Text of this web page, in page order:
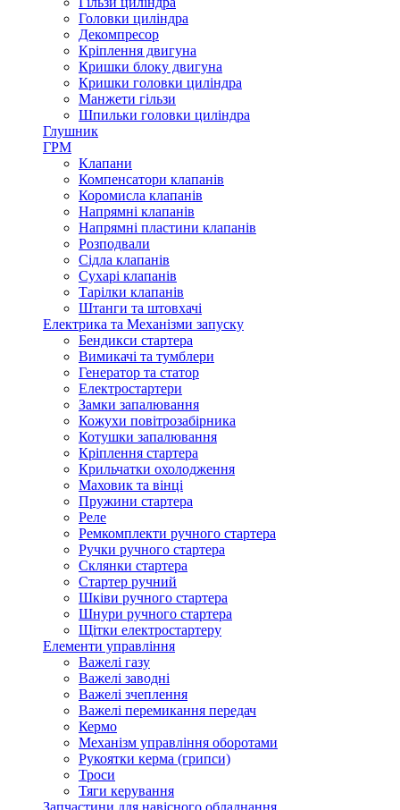
Головки циліндра
Декомпресор
Кріплення двигуна
Кришки блоку двигуна
Кришки головки циліндра
Манжети гільзи
Шпильки головки циліндра
Глушник
ГРМ
Клапани
Компенсатори клапанів
Коромисла клапанів
Напрямні клапанів
Напрямні пластини клапанів
Розподвали
Сідла клапанів
Сухарі клапанів
Тарілки клапанів
Штанги та штовхачі
Електрика та Механізми запуску
Бендикси стартера
Вимикачі та тумблери
Генератор та статор
Електростартери
Замки запалювання
Кожухи повітрозабірника
Котушки запалювання
Кріплення стартера
Крильчатки охолодження
Маховик та вінці
Пружини стартера
Реле
Ремкомплекти ручного стартера
Ручки ручного стартера
Склянки стартера
Стартер ручний
Шківи ручного стартера
Шнури ручного стартера
Щітки електростартеру
Елементи управління
Важелі газу
Важелі заводні
Важелі зчеплення
Важелі перемикання передач
Кермо
Механізм управління оборотами
Рукоятки керма (грипси)
Троси
Тяги керування
Запчастини для навісного обладнання